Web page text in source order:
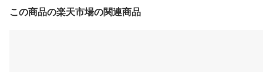
この商品の楽天市場の関連商品